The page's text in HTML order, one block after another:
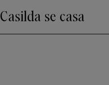
Casilda se casa